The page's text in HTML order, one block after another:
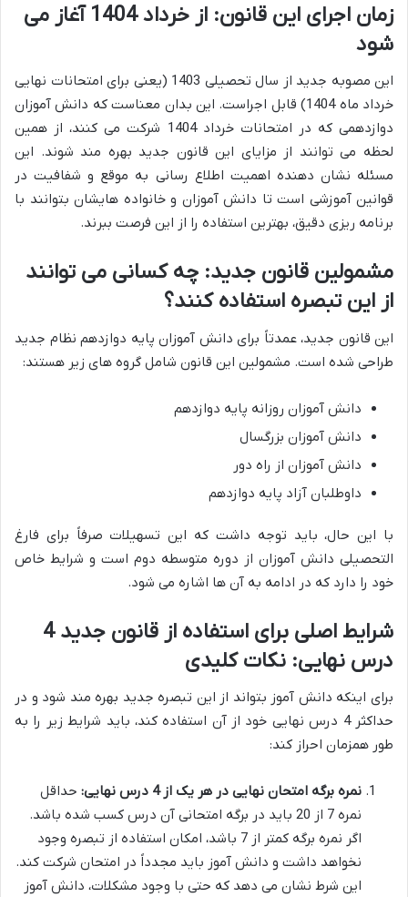
زمان اجرای این قانون: از خرداد 1404 آغاز می
شود
این مصوبه جدید از سال تحصیلی 1403 (یعنی برای امتحانات نهایی
خرداد ماه 1404) قابل اجراست. این بدان معناست که دانش آموزان
دوازدهمی که در امتحانات خرداد 1404 شرکت می کنند، از همین
لحظه می توانند از مزایای این قانون جدید بهره مند شوند. این
مسئله نشان دهنده اهمیت اطلاع رسانی به موقع و شفافیت در
قوانین آموزشی است تا دانش آموزان و خانواده هایشان بتوانند با
برنامه ریزی دقیق، بهترین استفاده را از این فرصت ببرند.
مشمولین قانون جدید: چه کسانی می توانند
از این تبصره استفاده کنند؟
این قانون جدید، عمدتاً برای دانش آموزان پایه دوازدهم نظام جدید
طراحی شده است. مشمولین این قانون شامل گروه های زیر هستند:
دانش آموزان روزانه پایه دوازدهم
دانش آموزان بزرگسال
دانش آموزان از راه دور
داوطلبان آزاد پایه دوازدهم
با این حال، باید توجه داشت که این تسهیلات صرفاً برای فارغ
التحصیلی دانش آموزان از دوره متوسطه دوم است و شرایط خاص
خود را دارد که در ادامه به آن ها اشاره می شود.
شرایط اصلی برای استفاده از قانون جدید 4
درس نهایی: نکات کلیدی
برای اینکه دانش آموز بتواند از این تبصره جدید بهره مند شود و در
حداکثر 4 درس نهایی خود از آن استفاده کند، باید شرایط زیر را به
طور همزمان احراز کند:
نمره برگه امتحان نهایی در هر یک از 4 درس نهایی:
حداقل
نمره 7 از 20 باید در برگه امتحانی آن درس کسب شده باشد.
اگر نمره برگه کمتر از 7 باشد، امکان استفاده از تبصره وجود
نخواهد داشت و دانش آموز باید مجدداً در امتحان شرکت کند.
این شرط نشان می دهد که حتی با وجود مشکلات، دانش آموز